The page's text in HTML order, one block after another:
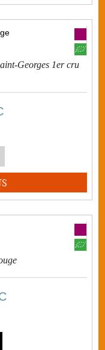
Georges 1er cru